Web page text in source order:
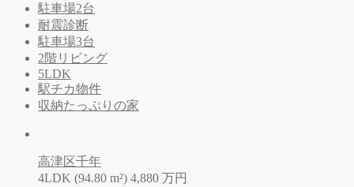
駐車場2台
耐震診断
駐車場3台
2階リビング
5LDK
駅チカ物件
収納たっぷりの家
高津区千年
4LDK (94.80 m²) 4,880 万円